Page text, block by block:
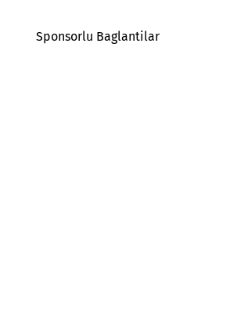
Sponsorlu Baglantilar